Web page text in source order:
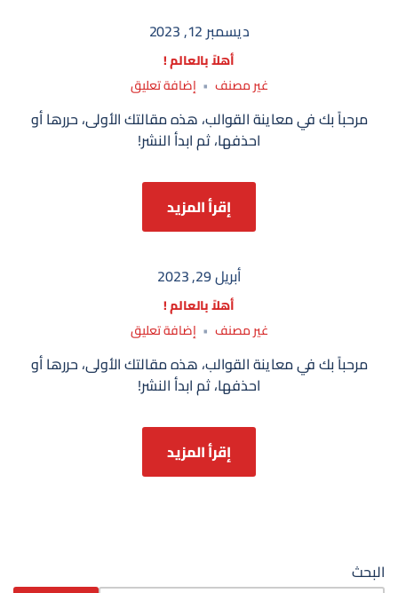
ديسمبر 12, 2023
أهلاً بالعالم !
غير مصنف
إضافة تعليقعلى
بالعالم
مرحباً بك في معاينة القوالب، هذه مقالتك الأولى، حررها أو
احذفها، ثم ابدأ النشر!
إقرأ المزيد
أبريل 29, 2023
أهلاً بالعالم !
غير مصنف
إضافة تعليقعلى
بالعالم
مرحباً بك في معاينة القوالب، هذه مقالتك الأولى، حررها أو
احذفها، ثم ابدأ النشر!
إقرأ المزيد
البحث